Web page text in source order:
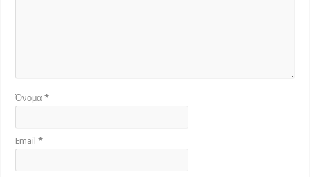
Όνομα*
Email*